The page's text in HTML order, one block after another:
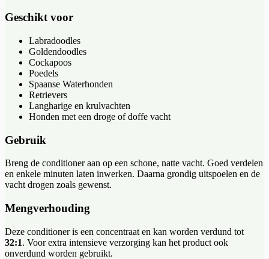
Geschikt voor
Labradoodles
Goldendoodles
Cockapoos
Poedels
Spaanse Waterhonden
Retrievers
Langharige en krulvachten
Honden met een droge of doffe vacht
Gebruik
Breng de conditioner aan op een schone, natte vacht. Goed verdelen
en enkele minuten laten inwerken. Daarna grondig uitspoelen en de
vacht drogen zoals gewenst.
Mengverhouding
Deze conditioner is een concentraat en kan worden verdund tot
32:1. Voor extra intensieve verzorging kan het product ook
onverdund worden gebruikt.